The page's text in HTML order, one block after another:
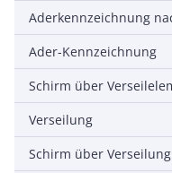
Ader-Kennzeichnung
Verseilung
Schirm über Verseilung